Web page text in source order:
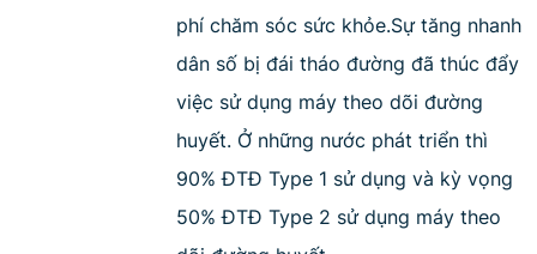
phí chăm sóc sức khỏe.Sự tăng nhanh
dân số bị đái tháo đường đã thúc đẩy
việc sử dụng máy theo dõi đường
huyết. Ở những nước phát triển thì
90% ĐTĐ Type 1 sử dụng và kỳ vọng
50% ĐTĐ Type 2 sử dụng máy theo